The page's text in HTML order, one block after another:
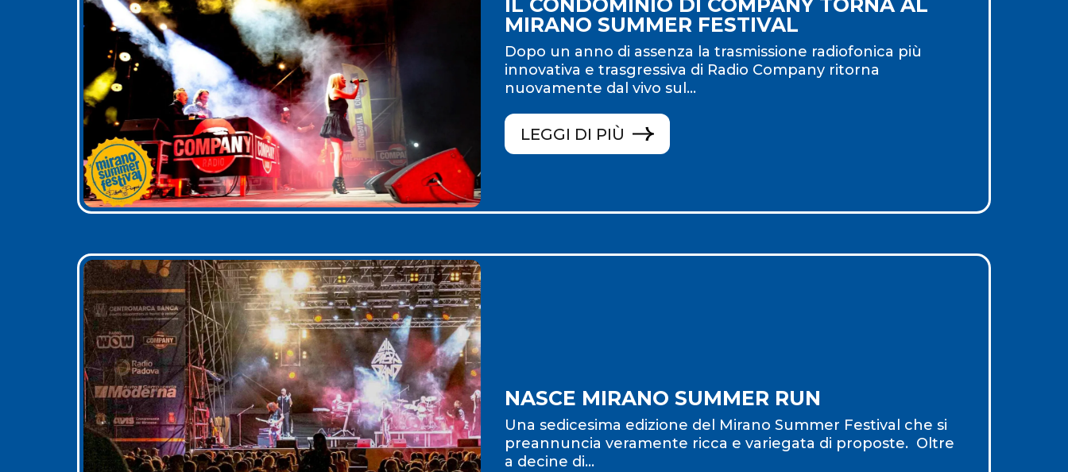
IL CONDOMINIO DI COMPANY TORNA AL
MIRANO SUMMER FESTIVAL
Dopo un anno di assenza la trasmissione radiofonica più
innovativa e trasgressiva di Radio Company ritorna
nuovamente dal vivo sul...
LEGGI DI PIÙ
NASCE MIRANO SUMMER RUN
Una sedicesima edizione del Mirano Summer Festival che si
preannuncia veramente ricca e variegata di proposte. Oltre
a decine di...